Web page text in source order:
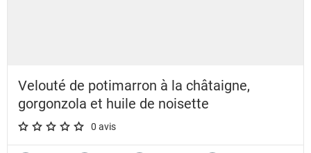
Velouté de potimarron à la châtaigne,
gorgonzola et huile de noisette
A star rating of 0 out of 5.
0 avis